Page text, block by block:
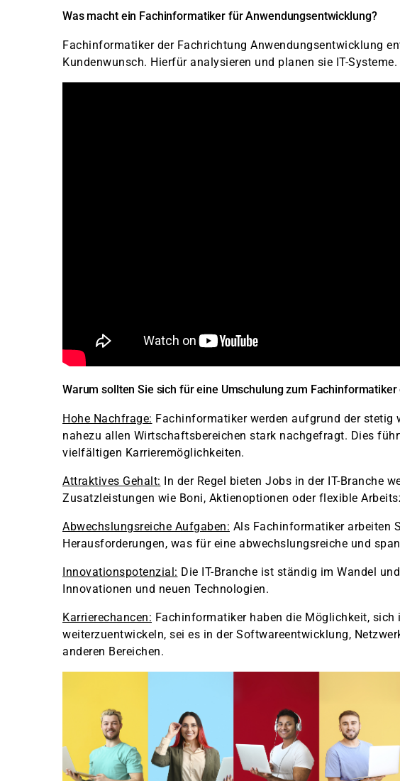
Was macht ein Fachinformatiker für Anwendungsentwicklung?
Fachinformatiker der Fachrichtung Anwendungsentwicklung
Kundenwunsch. Hierfür analysieren und planen sie IT-
Warum sollten Sie sich für eine Umschulung zum Fachinformatiker
Hohe Nachfrage: Fachinformatiker werden aufgrund der stetig
nahezu allen Wirtschaftsbereichen stark nachgefragt. Dies
vielfältigen Karrieremöglichkeiten.
Attraktives Gehalt: In der Regel bieten Jobs in der IT-Branche
Zusatzleistungen wie Boni, Aktienoptionen oder flexible
Abwechslungsreiche Aufgaben: Als Fachinformatiker arbeiten
Herausforderungen, was für eine abwechslungsreiche und
Innovationspotenzial: Die IT-Branche ist ständig im Wandel
Innovationen und neuen Technologien.
Karrierechancen: Fachinformatiker haben die Möglichkeit, sich
weiterzuentwickeln, sei es in der Softwareentwicklung,
anderen Bereichen.